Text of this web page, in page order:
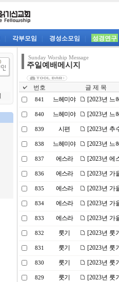
각부모임 경성소모임 성경연구
Sunday Worship Message
주일예배메시지
번호 글 제 목
841 느헤미야 [2023년 느
840 느헤미야 [2023년 느
839 시편 [2023년 추
838 느헤미야 [2023년 느
837 에스라 [2023년 에
836 에스라 [2023년 가
835 에스라 [2023년 가
834 에스라 [2023년 가
833 에스라 [2023년 가
832 룻기 [2023년 룻
831 룻기 [2023년 룻
830 룻기 [2023년 룻
829 룻기 [2023년 룻